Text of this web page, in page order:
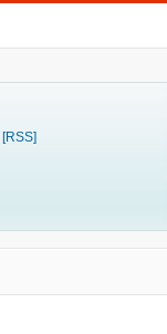
[RSS]